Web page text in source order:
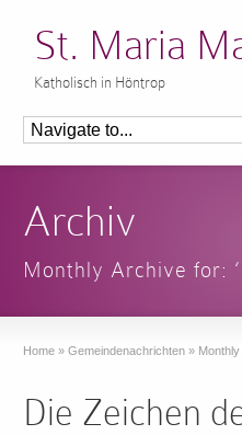
St. Maria
Katholisch in Höntrop
Archiv
Monthly Archive for:
Home » Gemeindenachrichten »
Die Zeichen